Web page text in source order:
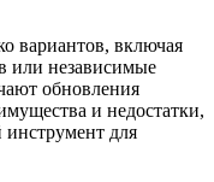
вариантов, включая
или независимые
обновления
и недостатки,
для